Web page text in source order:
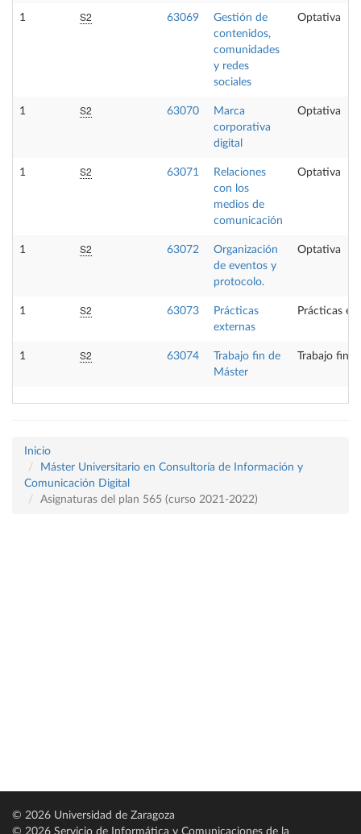
1 S2 63069
Gestión de
contenidos,
comunidades
y redes
sociales
Optativa
1 S2 63070
Marca
corporativa
digital
Optativa
1 S2 63071
Relaciones
con los
medios de
comunicación
Optativa
1 S2 63072
Organización
de eventos y
protocolo.
Optativa
1 S2 63073
Prácticas
externas
Prácticas
1 S2 63074
Trabajo fin de
Máster
Trabajo fin
Inicio
Máster Universitario en Consultoría de Información y
Comunicación Digital
Asignaturas del plan 565 (curso 2021-2022)
© 2026 Universidad de Zaragoza
© 2026 Servicio de Informática y Comunicaciones de la